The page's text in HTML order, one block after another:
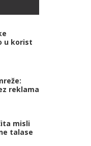
u korist
reklama
misli
talase